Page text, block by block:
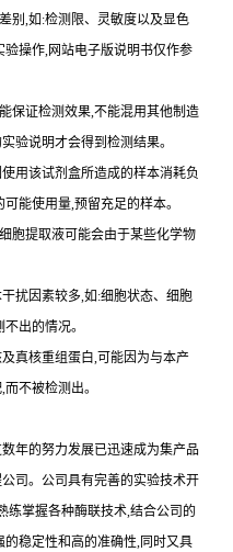
别,如:检测限、灵敏度以及显色
操作,网站电子版说明书仅作参
保证检测效果,不能混用其他制造
验说明才会得到 检测结果。
用该试剂盒所造成的样本消耗负
能使用量,预留充足的样本。
胞提取液可能会由于某些化学物
扰因素较多,如:细胞状态、细胞
出的情况。
真核重组蛋白,可能因为与本产
而不被检测出。
年的努力发展已迅速成为集产品
司。公司具有完善的实验技术开
练掌握各种酶联技术,结合公司的
稳定性和高的准确性,同时又具